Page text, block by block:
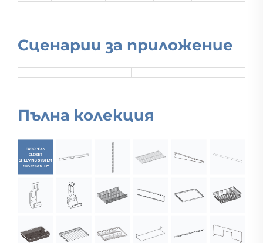
Сценарии за приложение
Пълна колекция